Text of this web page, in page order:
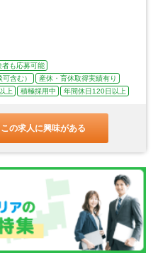
者も応募可能
含む）
産休・育休取得実績有り
上 積極採用中 年間休日120日以上
この求人に興味がある